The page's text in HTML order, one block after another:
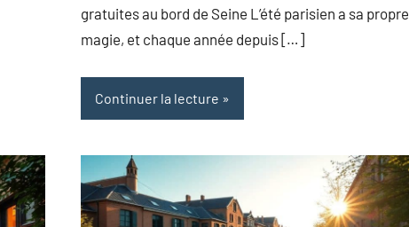
gratuites au bord de Seine L’été parisien a sa propre
magie, et chaque année depuis […]
Continuer la lecture